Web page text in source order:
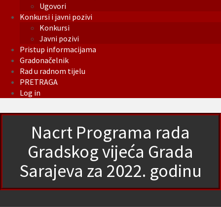
Ugovori
Konkursi i javni pozivi
Konkursi
Javni pozivi
Pristup informacijama
Gradonačelnik
Rad u radnom tijelu
PRETRAGA
Log in
Nacrt Programa rada
Gradskog vijeća Grada
Sarajeva za 2022. godinu